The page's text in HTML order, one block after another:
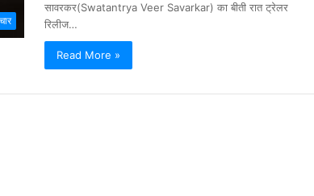
सावरकर(Swatantrya Veer Savarkar) का बीती रात ट्रेलर
रिलीज…
Read More »